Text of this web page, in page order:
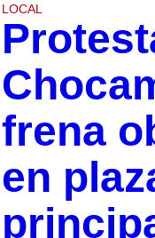
LOCAL
frena
en